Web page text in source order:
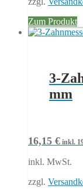
Zum Produkt
3-
mm
16,15 € inkl.
inkl. MwSt.
zzgl.